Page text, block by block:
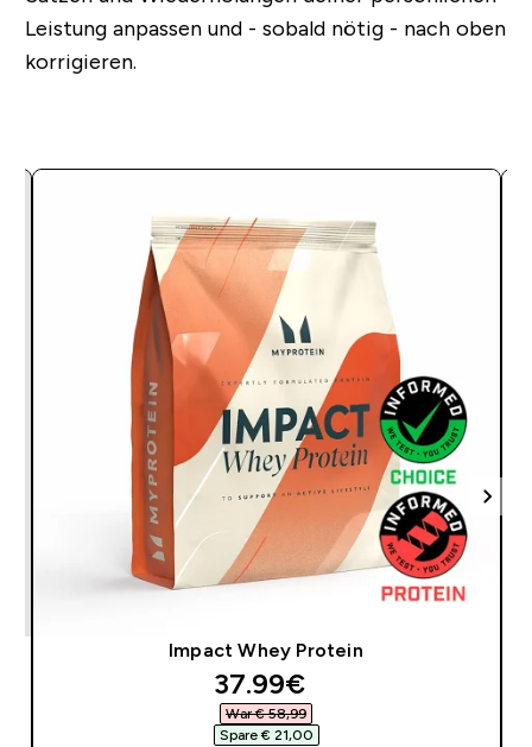
Leistung anpassen und - sobald nötig - nach oben
korrigieren.
Impact Whey Protein
discounted price
37.99€‎
War € 58,99‎
Spare € 21,00‎